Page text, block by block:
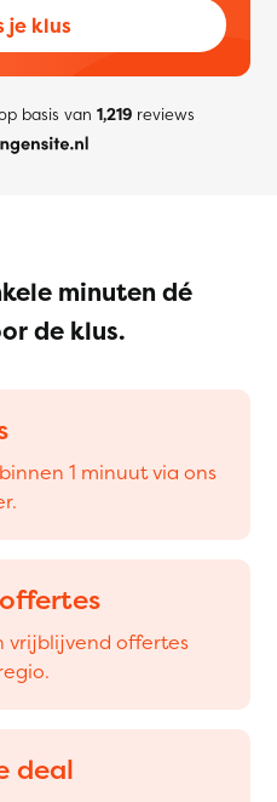
je klus
basis van 1,219reviews
minuten dé
de klus.
1 minuut via ons
vrijblijvend offertes
deal